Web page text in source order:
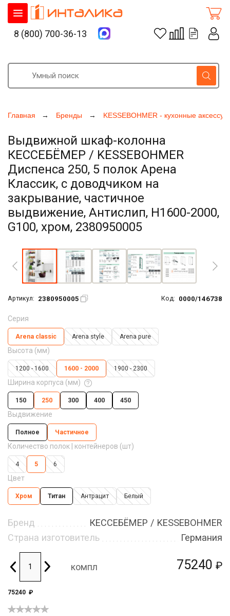
Главная Бренды KESSEBOHMER - кухонные
Выдвижной шкаф-колонна
КЕССЕБЁМЕР / KESSEBOHMER
Диспенса 250, 5 полок Арена
Классик, с доводчиком на
закрывание, частичное
выдвижение, Антислип, H1600-2000,
G100, хром, 2380950005
Артикул: 2380950005 Код: 0000/146738
75240 ₽
Серия
Arena classic Arena style Arena pure
Высота (мм)
1200 - 1600 1600 - 2000 1900 - 2300
Ширина корпуса (мм)
150 250 300 400 450
Выдвижение
Полное Частичное
Количество полок | контейнеров (шт)
4 5 6
Цвет
Хром Титан Антрацит Белый
Бренд
КЕССЕБЁМЕР / KESSEBOHMER
Страна изготовитель
Германия
компл
75240 ₽
8 (800) 700-36-13